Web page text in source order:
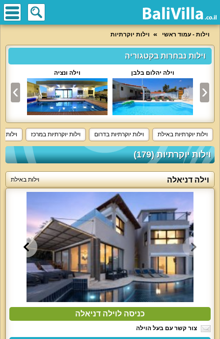
וילות - עמוד ראשי וילות יוקרתיות
וילות נבחרות בקטגוריה
וילה יהלום בלבן וילה ונציה
וילות יוקרתיות באילת וילות יוקרתיות בדרום וילות יוקרתיות במרכז וילות
וילות יוקרתיות (179)
וילה דניאלה וילות באילת
כניסה לוילה דניאלה
צור קשר עם בעל הוילה